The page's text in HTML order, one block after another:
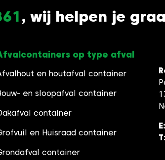
optie
kan
op
de
, wij helpen je
op type afval
en houtafval container
en sloopafval container
container
en Huisraad container
container
E:
T: